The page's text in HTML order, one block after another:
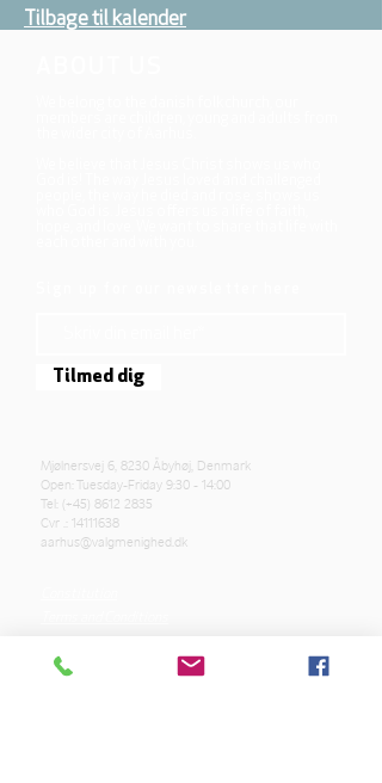
Tilbage til kalender
Tilmed dig
Mjølnersvej 6, 8230 Åbyhøj, Denmark
Open: Tuesday-Friday 9:30 - 14:00
Tel: (+45) 8612 2835
Cvr .: 14111638
aarhus@valgmenighed.dk